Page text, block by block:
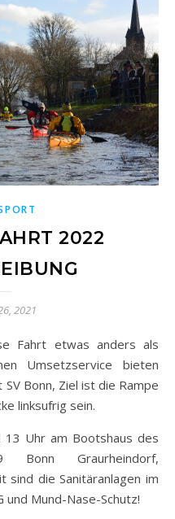
2022
2021
Umsetzservice bieten
Bonn, Ziel ist die Rampe
linksufrig sein.
Uhr am Bootshaus des
Graurheindorf,
die Sanitäranlagen im
und Mund-Nase-Schutz!